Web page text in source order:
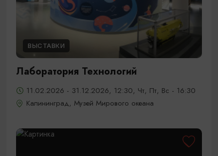
ВЫСТАВКИ
Лаборатория Технологий
11.02.2026 - 31.12.2026, 12:30, Чт, Пт, Вс - 16:30
Калининград, Музей Мирового океана